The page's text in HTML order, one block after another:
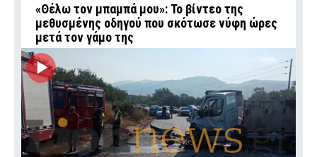
«Θέλω τον μπαμπά μου»: Το βίντεο της
μεθυσμένης οδηγού που σκότωσε νύφη ώρες
μετά τον γάμο της